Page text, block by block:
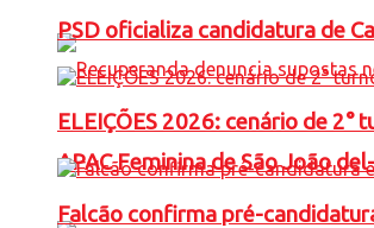
APAC Feminina de São João
PSD oficializa candidatura de
ELEIÇÕES 2026: cenário de
Falcão confirma pré-